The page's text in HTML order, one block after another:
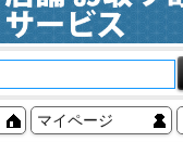
マイページ